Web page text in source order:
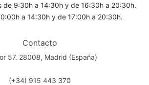
de 9:30h a 14:30h y de 16:30h a 20:30h.
a 14:30h y de 17:00h a 20:30h.
Contacto
57. 28008, Madrid (España)
(+34) 915 443 370